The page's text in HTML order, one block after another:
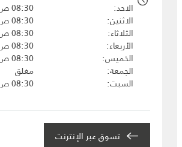
الاحد
08:30 ص - 05:30 م
الاثنين
08:30 ص - 05:30 م
الثلاثاء
08:30 ص - 05:30 م
الأربعاء
08:30 ص - 05:30 م
الخميس
08:30 ص - 05:30 م
الجمعة
مغلق
السبت
08:30 ص - 05:30 م
تسوق عبر الإنترنت